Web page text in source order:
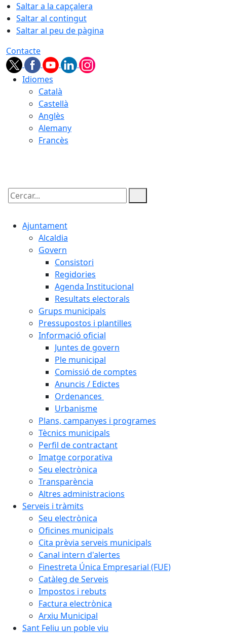
Saltar a la capçalera
Saltar al contingut
Saltar al peu de pàgina
Contacte
Idiomes
Català
Castellà
Anglès
Alemany
Francès
Cercar:
Ajuntament
Alcaldia
Govern
Consistori
Regidories
Agenda Institucional
Resultats electorals
Grups municipals
Pressupostos i plantilles
Informació oficial
Juntes de govern
Ple municipal
Comissió de comptes
Anuncis / Edictes
Ordenances
Urbanisme
Plans, campanyes i programes
Tècnics municipals
Perfil de contractant
Imatge corporativa
Seu electrònica
Transparència
Altres administracions
Serveis i tràmits
Seu electrònica
Oficines municipals
Cita prèvia serveis municipals
Canal intern d'alertes
Finestreta Única Empresarial (FUE)
Catàleg de Serveis
Impostos i rebuts
Factura electrònica
Arxiu Municipal
Sant Feliu un poble viu